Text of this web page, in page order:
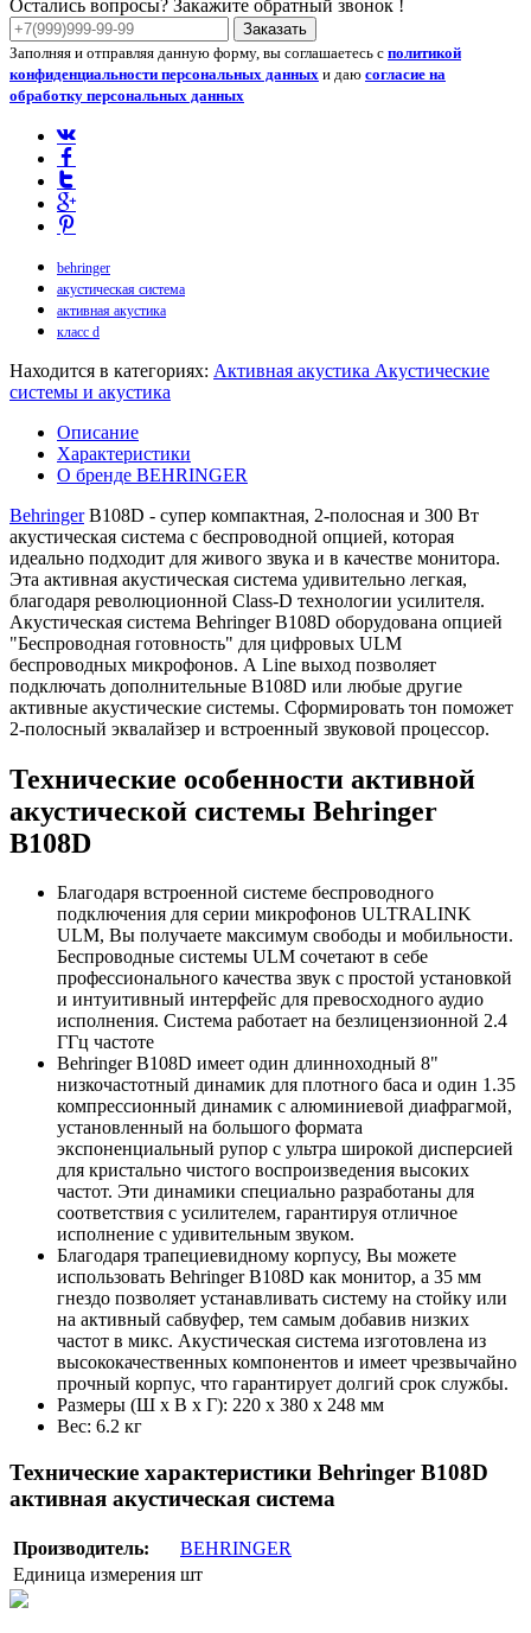
Остались вопросы? Закажите обратный звонок !
Заказать
Заполняя и отправляя данную форму, вы соглашаетесь с политикой
конфиденциальности персональных данных и даю согласие на
обработку персональных данных
behringer
акустическая система
активная акустика
класс d
Находится в категориях: Активная акустика Акустические
системы и акустика
Описание
Характеристики
О бренде BEHRINGER
BehringerB108D - супер компактная, 2-полосная и 300 Вт
акустическая система с беспроводной опцией, которая
идеально подходит для живого звука и в качестве монитора.
Эта активная акустическая система удивительно легкая,
благодаря революционной Class-D технологии усилителя.
Акустическая система Behringer B108D оборудована опцией
"Беспроводная готовность" для цифровых ULM
беспроводных микрофонов. А Line выход позволяет
подключать дополнительные B108D или любые другие
активные акустические системы. Сформировать тон поможет
2-полосный эквалайзер и встроенный звуковой процессор.
Технические особенности активной
акустической системы Behringer
B108D
Благодаря встроенной системе беспроводного
подключения для серии микрофонов ULTRALINK
ULM, Вы получаете максимум свободы и мобильности.
Беспроводные системы ULM сочетают в себе
профессионального качества звук с простой установкой
и интуитивный интерфейс для превосходного аудио
исполнения. Система работает на безлицензионной 2.4
ГГц частоте
Behringer B108D имеет один длинноходный 8"
низкочастотный динамик для плотного баса и один 1.35
компрессионный динамик с алюминиевой диафрагмой,
установленный на большого формата
экспоненциальный рупор с ультра широкой дисперсией
для кристально чистого воспроизведения высоких
частот. Эти динамики специально разработаны для
соответствия с усилителем, гарантируя отличное
исполнение с удивительным звуком.
Благодаря трапециевидному корпусу, Вы можете
использовать Behringer B108D как монитор, а 35 мм
гнездо позволяет устанавливать систему на стойку или
на активный сабвуфер, тем самым добавив низких
частот в микс. Акустическая система изготовлена из
высококачественных компонентов и имеет чрезвычайно
прочный корпус, что гарантирует долгий срок службы.
Размеры (Ш х В х Г): 220 x 380 x 248 мм
Вес: 6.2 кг
Технические характеристики Behringer B108D
активная акустическая система
Производитель:
BEHRINGER
Единица измерения шт